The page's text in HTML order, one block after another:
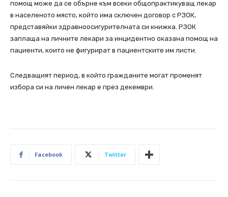
помощ може да се обърне към всеки общопрактикуващ лекар
в населеното място, който има сключен договор с РЗОК,
представяйки здравноосигурителната си книжка. РЗОК
заплаща на личните лекари за инцидентно оказана помощ на
пациенти, които не фигурират в пациентските им листи.
Следващият период, в който гражданите могат променят
избора си на личен лекар е през декември.
Facebook Twitter